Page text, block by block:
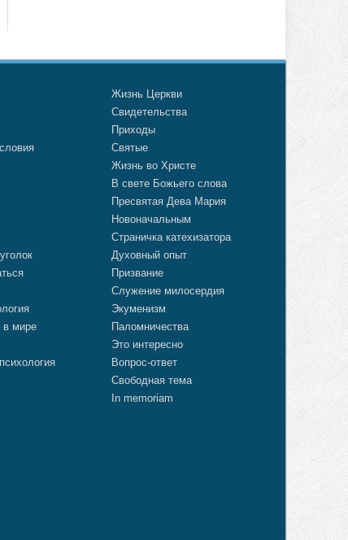
в мире
Жизнь Церкви
Свидетельства
Приходы
Святые
Жизнь во Христе
В свете Божьего слова
Пресвятая Дева Мария
Новоначальным
Страничка катехизатора
Духовный опыт
Призвание
Служение милосердия
Экуменизм
Паломничества
Это интересно
Вопрос-ответ
Свободная тема
In memoriam